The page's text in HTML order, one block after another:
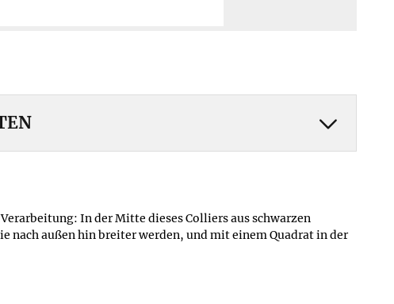
In der Mitte dieses Colliers aus schwarzen
nach außen hin breiter werden, und mit einem Quadrat in der